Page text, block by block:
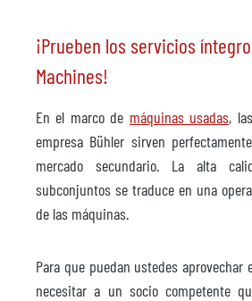
¡Prueben los servicios
Machines!
En el marco de máquinas usadas,
empresa Bühler sirven
mercado secundario. La alta
subconjuntos se traduce en una
de las máquinas.
Para que puedan ustedes aprovechar
necesitar a un socio competente